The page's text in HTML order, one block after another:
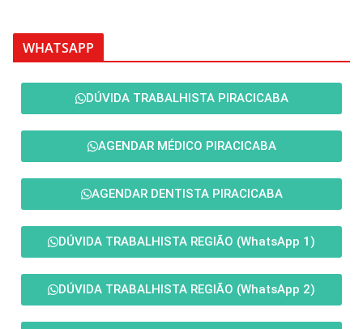
WHATSAPP
DÚVIDA TRABALHISTA PIRACICABA
AGENDAR MÉDICO PIRACICABA
AGENDAR DENTISTA PIRACICABA
DÚVIDA TRABALHISTA REGIÃO (WhatsApp 1)
DÚVIDA TRABALHISTA REGIÃO (WhatsApp 2)